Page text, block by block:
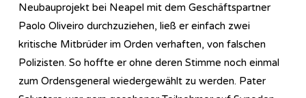
Neubauprojekt bei Neapel mit dem Geschäftspartner
Paolo Oliveiro durchzuziehen, ließ er einfach zwei
kritische Mitbrüder im Orden verhaften, von falschen
Polizisten. So hoffte er ohne deren Stimme noch einmal
zum Ordensgeneral wiedergewählt zu werden. Pater